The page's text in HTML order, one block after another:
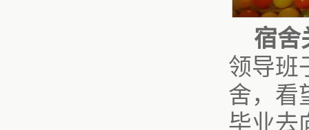
宿舍
领导班
舍，看
毕业去